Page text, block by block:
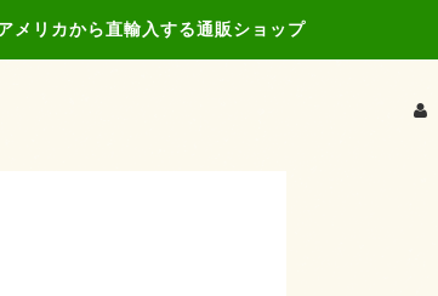
メリカから直輸入する通販ショップ